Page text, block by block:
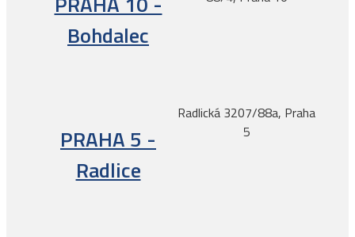
Bohdalec
PRAHA 5 -
Radlice
Radlická 3207/88a, Praha
5